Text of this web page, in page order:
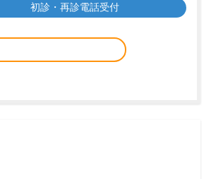
初診・再診電話受付